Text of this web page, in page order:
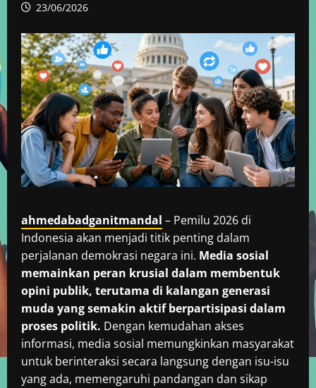
23/06/2026
ahmedabadganitmandal – Pemilu 2026 di
Indonesia akan menjadi titik penting dalam
perjalanan demokrasi negara ini. Media sosial
memainkan peran krusial dalam membentuk
opini publik, terutama di kalangan generasi
muda yang semakin aktif berpartisipasi dalam
proses politik. Dengan kemudahan akses
informasi, media sosial memungkinkan masyarakat
untuk berinteraksi secara langsung dengan isu-isu
yang ada, memengaruhi pandangan dan sikap